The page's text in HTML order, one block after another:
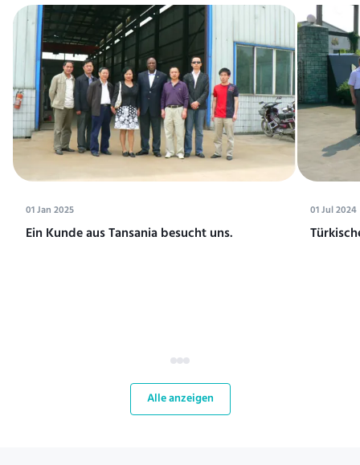
01 Jan 2025
Ein Kunde aus Tansania besucht uns.
01 Jul 2024
Alle anzeigen